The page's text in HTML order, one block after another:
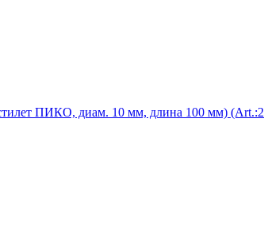
ПИКО, диам. 10 мм, длина 100 мм)